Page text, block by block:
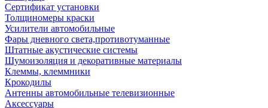
Сертификат установки
Толщиномеры краски
Усилители автомобильные
Фары дневного света,противотуманные
Штатные акустические системы
Шумоизоляция и декоративные материалы
Клеммы, клеммники
Крокодилы
Антенны автомобильные телевизионные
Аксессуары